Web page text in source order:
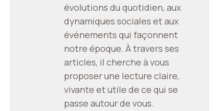
évolutions du quotidien, aux
dynamiques sociales et aux
événements qui façonnent
notre époque. À travers ses
articles, il cherche à vous
proposer une lecture claire,
vivante et utile de ce qui se
passe autour de vous.